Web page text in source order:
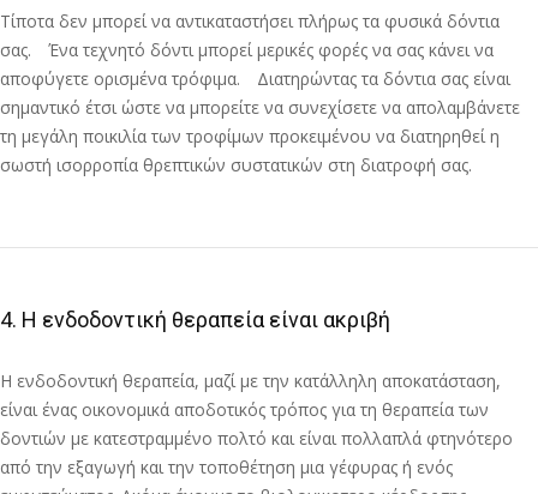
Τίποτα δεν μπορεί να αντικαταστήσει πλήρως τα φυσικά δόντια
σας. Ένα τεχνητό δόντι μπορεί μερικές φορές να σας κάνει να
αποφύγετε ορισμένα τρόφιμα. Διατηρώντας τα δόντια σας είναι
σημαντικό έτσι ώστε να μπορείτε να συνεχίσετε να απολαμβάνετε
τη μεγάλη ποικιλία των τροφίμων προκειμένου να διατηρηθεί η
σωστή ισορροπία θρεπτικών συστατικών στη διατροφή σας.
4. Η ενδοδοντική θεραπεία είναι ακριβή
Η ενδοδοντική θεραπεία, μαζί με την κατάλληλη αποκατάσταση,
είναι ένας οικονομικά αποδοτικός τρόπος για τη θεραπεία των
δοντιών με κατεστραμμένο πολτό και είναι πολλαπλά φτηνότερο
από την εξαγωγή και την τοποθέτηση μια γέφυρας ή ενός